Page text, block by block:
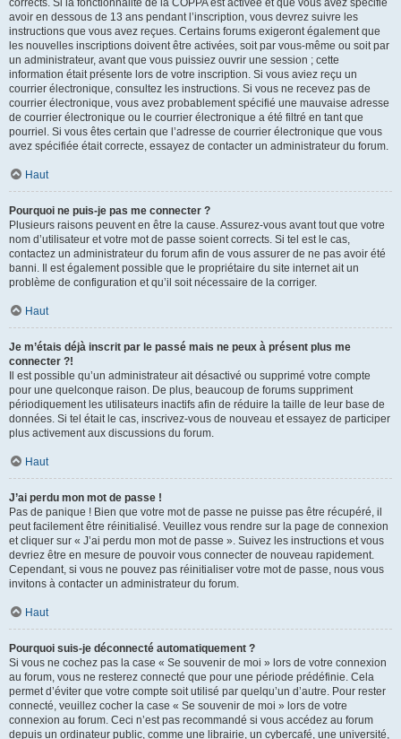
corrects. Si la fonctionnalité de la COPPA est activée et que vous avez spécifié
avoir en dessous de 13 ans pendant l’inscription, vous devrez suivre les
instructions que vous avez reçues. Certains forums exigeront également que
les nouvelles inscriptions doivent être activées, soit par vous-même ou soit par
un administrateur, avant que vous puissiez ouvrir une session ; cette
information était présente lors de votre inscription. Si vous aviez reçu un
courrier électronique, consultez les instructions. Si vous ne recevez pas de
courrier électronique, vous avez probablement spécifié une mauvaise adresse
de courrier électronique ou le courrier électronique a été filtré en tant que
pourriel. Si vous êtes certain que l’adresse de courrier électronique que vous
avez spécifiée était correcte, essayez de contacter un administrateur du forum.
Haut
Pourquoi ne puis-je pas me connecter ?
Plusieurs raisons peuvent en être la cause. Assurez-vous avant tout que votre
nom d’utilisateur et votre mot de passe soient corrects. Si tel est le cas,
contactez un administrateur du forum afin de vous assurer de ne pas avoir été
banni. Il est également possible que le propriétaire du site internet ait un
problème de configuration et qu’il soit nécessaire de la corriger.
Haut
Je m’étais déjà inscrit par le passé mais ne peux à présent plus me
connecter ?!
Il est possible qu’un administrateur ait désactivé ou supprimé votre compte
pour une quelconque raison. De plus, beaucoup de forums suppriment
périodiquement les utilisateurs inactifs afin de réduire la taille de leur base de
données. Si tel était le cas, inscrivez-vous de nouveau et essayez de participer
plus activement aux discussions du forum.
Haut
J’ai perdu mon mot de passe !
Pas de panique ! Bien que votre mot de passe ne puisse pas être récupéré, il
peut facilement être réinitialisé. Veuillez vous rendre sur la page de connexion
et cliquer sur « J’ai perdu mon mot de passe ». Suivez les instructions et vous
devriez être en mesure de pouvoir vous connecter de nouveau rapidement.
Cependant, si vous ne pouvez pas réinitialiser votre mot de passe, nous vous
invitons à contacter un administrateur du forum.
Haut
Pourquoi suis-je déconnecté automatiquement ?
Si vous ne cochez pas la case « Se souvenir de moi » lors de votre connexion
au forum, vous ne resterez connecté que pour une période prédéfinie. Cela
permet d’éviter que votre compte soit utilisé par quelqu’un d’autre. Pour rester
connecté, veuillez cocher la case « Se souvenir de moi » lors de votre
connexion au forum. Ceci n’est pas recommandé si vous accédez au forum
depuis un ordinateur public, comme une librairie, un cybercafé, une université,